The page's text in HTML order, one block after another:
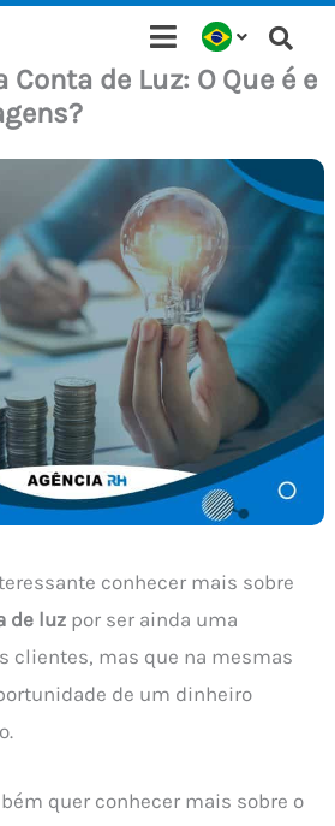
de Luz: O Que é e
conhecer mais sobre
de luz por ser ainda uma
clientes, mas que na mesmas
de um dinheiro
quer conhecer mais sobre o